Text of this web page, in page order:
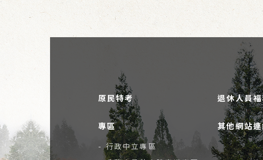
原民特考 退休人員
專區
- 行政中立專區
其他網站